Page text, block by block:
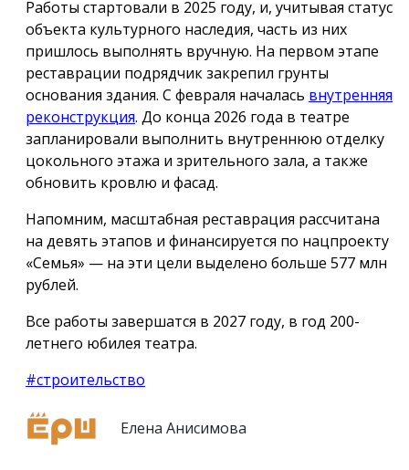
Работы стартовали в 2025 году, и, учитывая статус
объекта культурного наследия, часть из них
пришлось выполнять вручную. На первом этапе
реставрации подрядчик закрепил грунты
основания здания. С февраля началась внутренняя
реконструкция. До конца 2026 года в театре
запланировали выполнить внутреннюю отделку
цокольного этажа и зрительного зала, а также
обновить кровлю и фасад.
Напомним, масштабная реставрация рассчитана
на девять этапов и финансируется по нацпроекту
«Семья» — на эти цели выделено больше 577 млн
рублей.
Все работы завершатся в 2027 году, в год 200-
летнего юбилея театра.
#строительство
Елена Анисимова